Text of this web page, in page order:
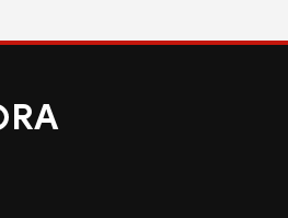
RA